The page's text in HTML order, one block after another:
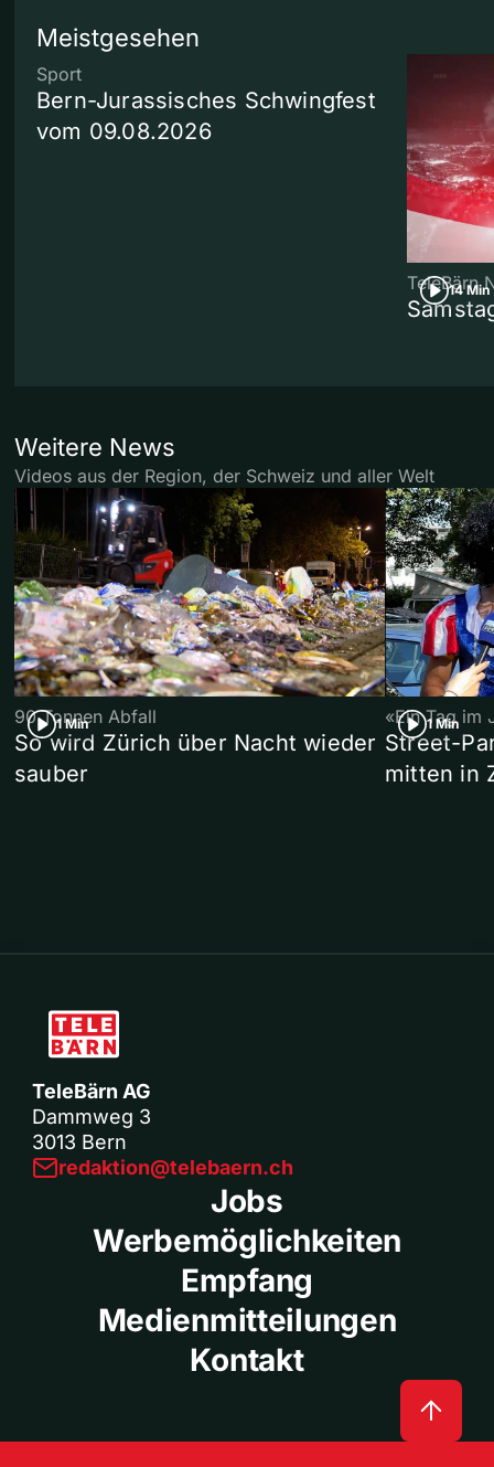
Meistgesehen
Sport
Bern-Jurassisches Schwingfest
vom 09.08.2026
14 Min
TeleBärn
Weitere News
Videos aus der Region, der Schweiz und aller Welt
1 Min
90 Tonnen Abfall
So wird Zürich über Nacht wieder
sauber
1 Min
«Ein Tag im
Street-
mitten in
TeleBärn AG
Dammweg 3
3013 Bern
redaktion@telebaern.ch
Jobs
Werbemöglichkeiten
Empfang
Medienmitteilungen
Kontakt